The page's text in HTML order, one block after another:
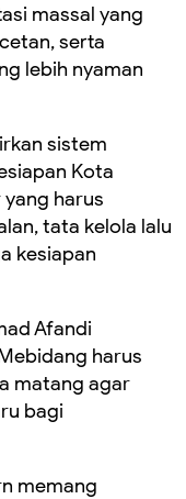
massal yang
serta
lebih nyaman
sistem
Kota
harus
tata kelola lalu
kesiapan
Afandi
harus
matang agar
bagi
memang